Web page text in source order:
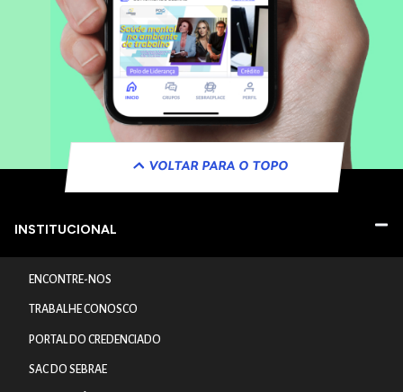
VOLTAR PARA O TOPO
INSTITUCIONAL
ENCONTRE-NOS
TRABALHE CONOSCO
PORTAL DO CREDENCIADO
SAC DO SEBRAE